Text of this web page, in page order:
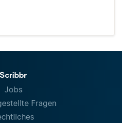
Scribbr
Jobs
Fragen